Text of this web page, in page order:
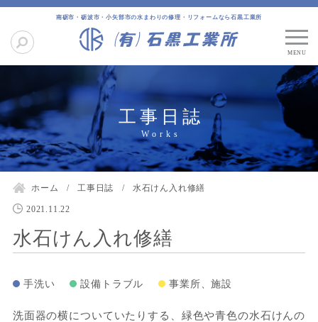
南砺市・砺波市・小矢部市の水まわりの修理・リフォームなら石黒工業所
工事日誌
ホーム 工事日誌 水石けん入れ修繕
2021.11.22
水石けん入れ修繕
手洗い 設備トラブル 事業所、施設
洗面器の横についていたりする、緑色や青色の水石けんの